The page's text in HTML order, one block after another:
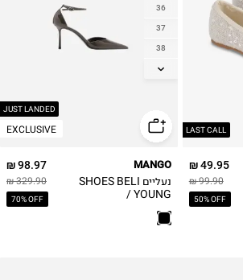
LAST CALL
49.95 ₪
99.90 ₪
50% OFF
JUST LANDED
EXCLUSIVE
36
37
38
39
98.97 ₪
329.90 ₪
70% OFF
MANGO
נעליים SHOES BELI
/ YOUNG